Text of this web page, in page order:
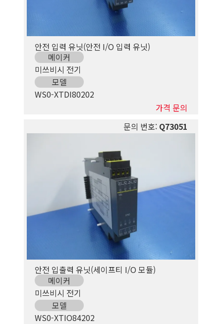
안전 입력 유닛(안전 I/O 입력 유닛)
메이커
미쓰비시 전기
모델
WS0-XTDI80202
가격 문의
문의 번호:Q73051
안전 입출력 유닛(세이프티 I/O 모듈)
메이커
미쓰비시 전기
모델
WS0-XTIO84202